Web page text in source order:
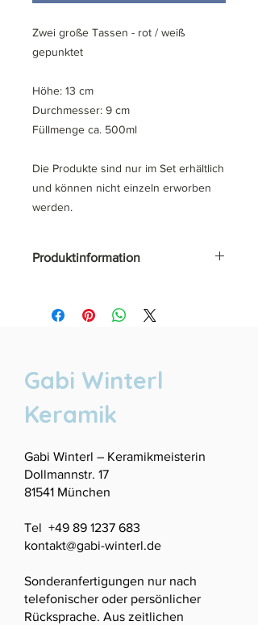
Zwei große Tassen - rot / weiß
gepunktet
Höhe: 13 cm
Durchmesser: 9 cm
Füllmenge ca. 500ml
Die Produkte sind nur im Set erhältlich
und können nicht einzeln erworben
werden.
Produktinformation
können unsere Produkte leicht
variieren.
geeignet und wir verwenden
ausschließlich lebensmittelechte Glasu
ren.
Gabi Winterl
Keramik
Gabi Winterl – Keramikmeisterin
Dollmannstr. 17
81541 München
Tel +49 89 1237 683
kontakt@gabi-winterl.de
Sonderanfertigungen nur nach
telefonischer oder persönlicher
Rücksprache. Aus zeitlichen